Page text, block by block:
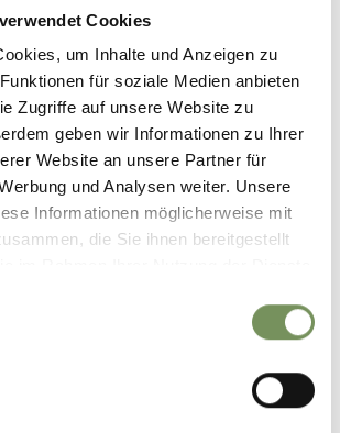
Cookies
um Inhalte und Anzeigen zu
für soziale Medien anbieten
Zugriffe auf unsere Website zu
geben wir Informationen zu Ihrer
Website an unsere Partner für
und Analysen weiter. Unsere
Informationen möglicherweise mit
die Sie ihnen bereitgestellt
FÜR DICH HILFREICH?